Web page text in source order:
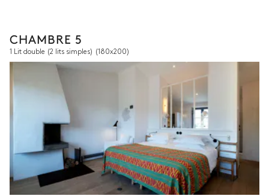
CHAMBRE 5
1 Lit double (2 lits simples) (180x200)